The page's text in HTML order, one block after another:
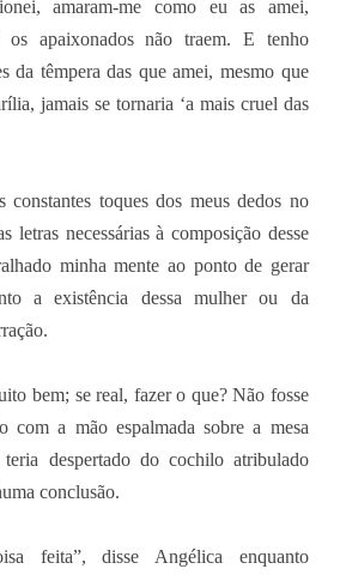
amaram-me como eu as amei,
os apaixonados não traem. E tenho
da têmpera das que amei, mesmo que
jamais se tornaria ‘a mais cruel das
toques dos meus dedos no
letras necessárias à composição desse
minha mente ao ponto de gerar
a existência dessa mulher ou da
bem; se real, fazer o que? Não fosse
com a mão espalmada sobre a mesa
despertado do cochilo atribulado
conclusão.
feita”, disse Angélica enquanto